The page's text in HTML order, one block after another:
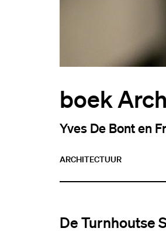
boek
Yves De Bont en
ARCHITECTUUR
De Turnhoutse